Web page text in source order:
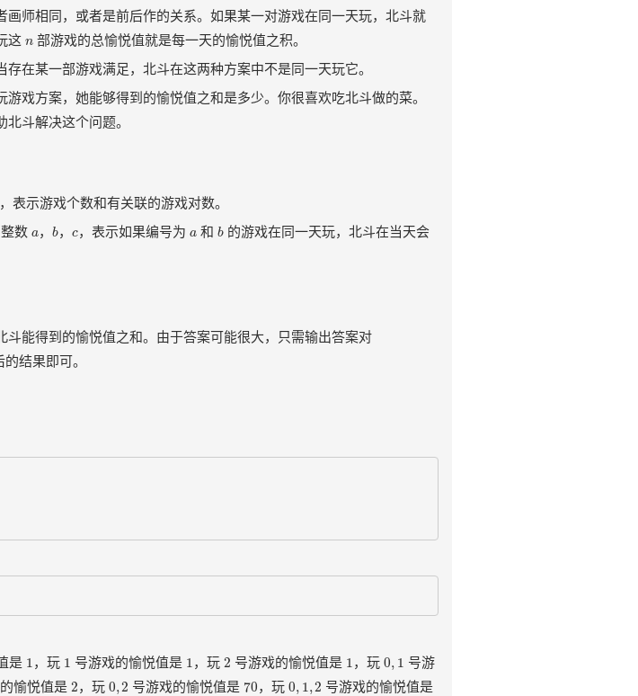
画师相同，或者是前后作的关系。如果某一对游戏在同一天玩，北斗就
这 n
n 部游戏的总愉悦值就是每一天的愉悦值之积。
在某一部游戏满足，北斗在这两种方案中不是同一天玩它。
戏方案，她能够得到的愉悦值之和是多少。你很喜欢吃北斗做的菜。
斗解决这个问题。
，表示游戏个数和有关联的游戏对数。
数 a
a， b
b ， c
c，表示如果编号为 a
a 和 b
b 的游戏在同一天玩，北斗在当天会
斗能得到的愉悦值之和。由于答案可能很大，只需输出答案对
结果即可。
是 1
1 ，玩 1
1 号游戏的愉悦值是 1
1 ，玩 2
2 号游戏的愉悦值是 1
1 ，玩 0, 1
0 1 号游
愉悦值是 2
2，玩 0,2
0 2 号游戏的愉悦值是 70
70，玩0, 1,2
0 1 2 号游戏的愉悦值是